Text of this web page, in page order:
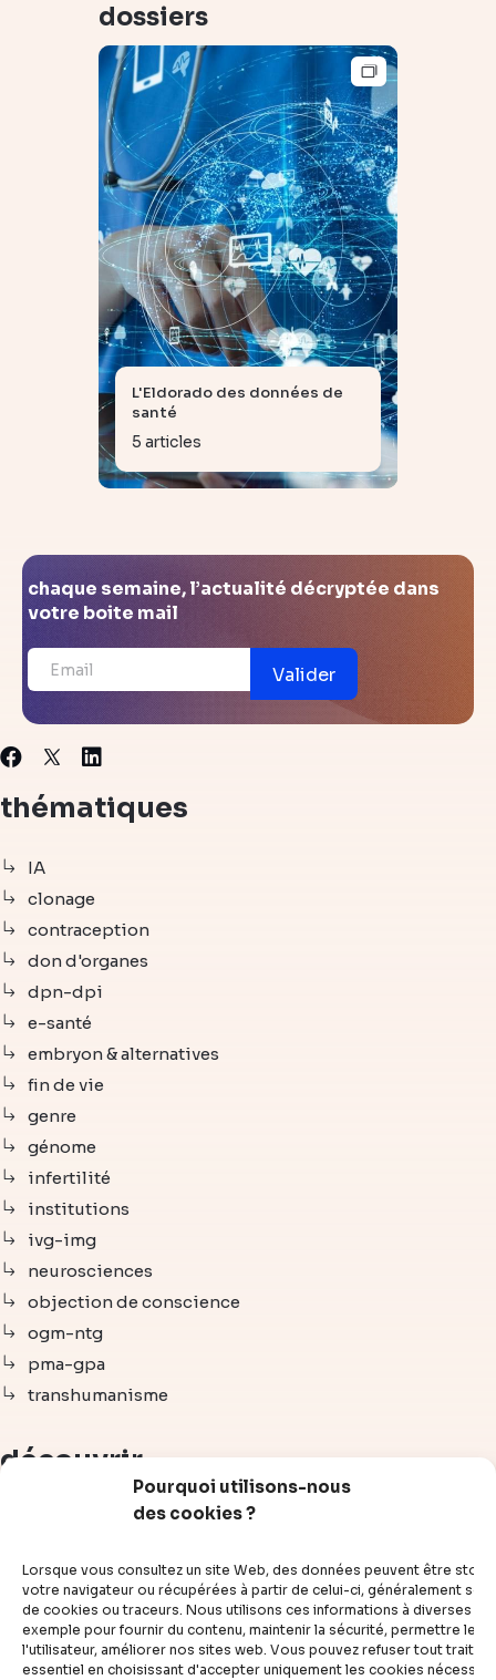
Pourquoi utilisons-nous
des cookies ?
Lorsque vous consultez un site Web, des données peuvent être
votre navigateur ou récupérées à partir de celui-ci, généralement
de cookies ou traceurs. Nous utilisons ces informations à diverses
exemple pour fournir du contenu, maintenir la sécurité, permettre le
l'utilisateur, améliorer nos sites web. Vous pouvez refuser tout
essentiel en choisissant d'accepter uniquement les cookies
dossiers
L'Eldorado des données de
santé
5 articles
chaque semaine, l’actualité décryptée dans
votre boite mail
Valider
Facebook
X Linkedin
thématiques
IA
clonage
contraception
don d'organes
dpn-dpi
e-santé
embryon & alternatives
fin de vie
genre
génome
infertilité
institutions
ivg-img
neurosciences
objection de conscience
ogm-ntg
pma-gpa
transhumanisme
découvrir
dossiers
experts
compléments
questions